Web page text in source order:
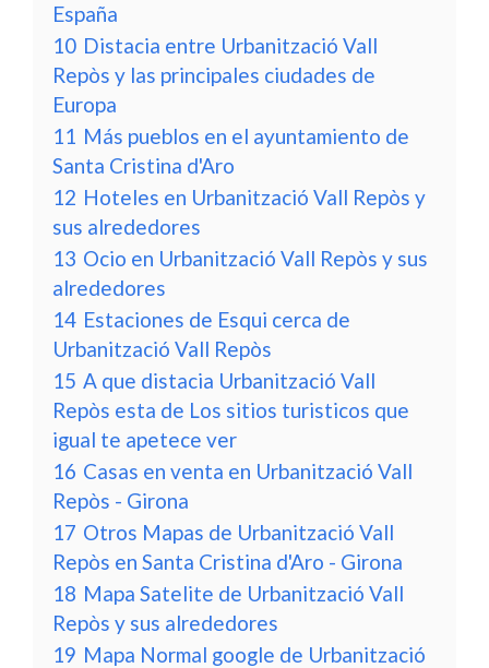
España
10 Distacia entre Urbanització Vall
Repòs y las principales ciudades de
Europa
11 Más pueblos en el ayuntamiento de
Santa Cristina d'Aro
12 Hoteles en Urbanització Vall Repòs y
sus alrededores
13 Ocio en Urbanització Vall Repòs y sus
alrededores
14 Estaciones de Esqui cerca de
Urbanització Vall Repòs
15 A que distacia Urbanització Vall
Repòs esta de Los sitios turisticos que
igual te apetece ver
16 Casas en venta en Urbanització Vall
Repòs - Girona
17 Otros Mapas de Urbanització Vall
Repòs en Santa Cristina d'Aro - Girona
18 Mapa Satelite de Urbanització Vall
Repòs y sus alrededores
19 Mapa Normal google de Urbanització